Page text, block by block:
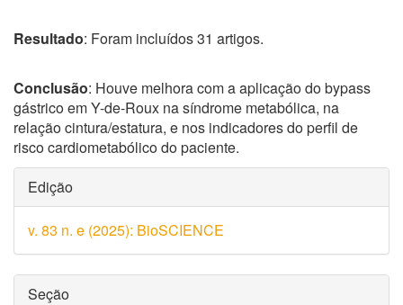
Resultado: Foram incluídos 31 artigos.
Conclusão: Houve melhora com a aplicação do bypass
gástrico em Y-de-Roux na síndrome metabólica, na
relação cintura/estatura, e nos indicadores do perfil de
risco cardiometabólico do paciente.
Detalhes
do
artigo
Edição
v. 83 n. e (2025): BioSCIENCE
Seção